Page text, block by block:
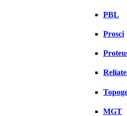
PBL
Prosci
MGT